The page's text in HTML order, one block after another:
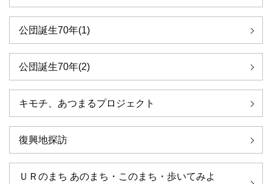
公団誕生70年(1)
公団誕生70年(2)
キモチ、あつまるプロジェクト
復興地探訪
ＵＲのまち あのまち・このまち・歩いてみよ